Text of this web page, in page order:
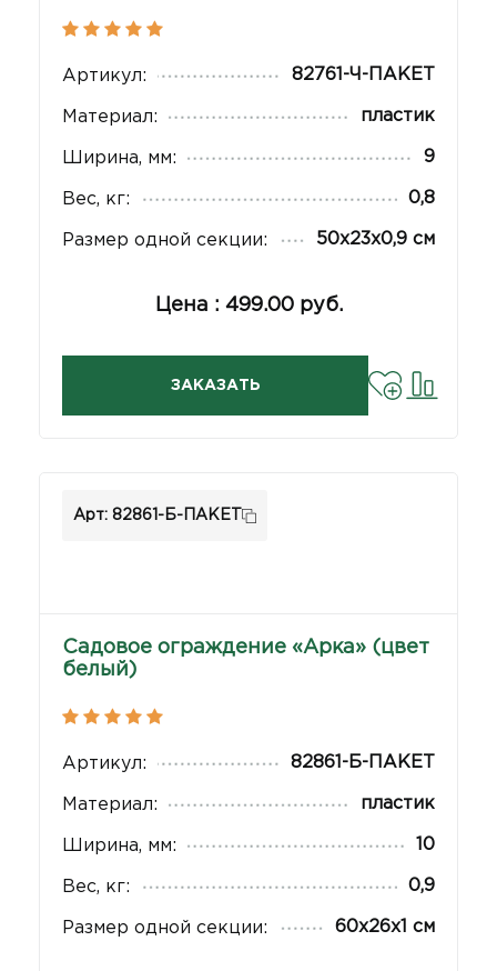
Артикул: 82761-Ч-ПАКЕТ
Материал: пластик
Ширина, мм: 9
Вес, кг: 0,8
Размер одной секции: 50х23х0,9 см
Цена : 499.00 руб.
ЗАКАЗАТЬ
Арт: 82861-Б-ПАКЕТ
Садовое ограждение «Арка» (цвет
белый)
Артикул: 82861-Б-ПАКЕТ
Материал: пластик
Ширина, мм: 10
Вес, кг: 0,9
Размер одной секции: 60х26х1 см